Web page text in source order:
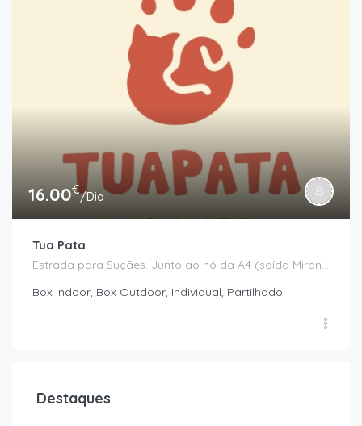
16.00€/Dia
Tua Pata
Estrada para Suçães. Junto ao nó da A4 (saída Mirandela/Valpaços), Mirandela
Box Indoor, Box Outdoor, Individual, Partilhado
Destaques